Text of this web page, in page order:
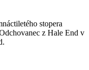
stopera
z Hale End v